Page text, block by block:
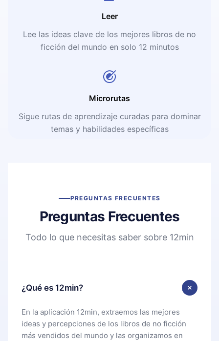
Leer
Lee las ideas clave de los mejores libros de no
ficción del mundo en solo 12 minutos
Microrutas
Sigue rutas de aprendizaje curadas para dominar
temas y habilidades específicas
PREGUNTAS FRECUENTES
Preguntas Frecuentes
Todo lo que necesitas saber sobre 12min
¿Qué es 12min?
En la aplicación 12min, extraemos las mejores
ideas y percepciones de los libros de no ficción
más vendidos del mundo y las organizamos en